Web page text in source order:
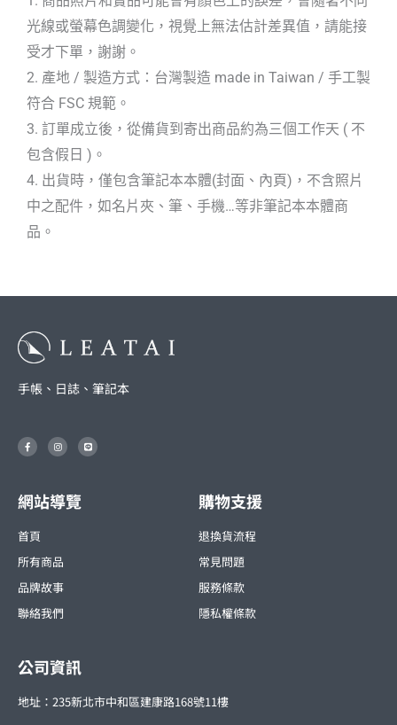
光線或螢幕色調變化，視覺上無法估計差異值，請能接
受才下單，謝謝。
2. 產地 / 製造方式：台灣製造 made in Taiwan / 手工製
符合 FSC 規範。
3. 訂單成立後，從備貨到寄出商品約為三個工作天 ( 不
包含假日 )。
4. 出貨時，僅包含筆記本本體(封面、內頁)，不含照片
中之配件，如名片夾、筆、手機…等非筆記本本體商
品。
手帳、日誌、筆記本
F
a
c
k
-
I
n
s
r
a
m
L
i
n
網站導覽
首頁
所有商品
品牌故事
聯絡我們
購物支援
退換貨流程
常見問題
服務條款
隱私權條款
公司資訊
地址：235新北市中和區建康路168號11樓